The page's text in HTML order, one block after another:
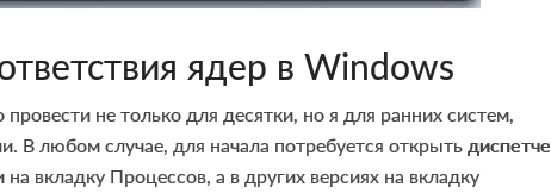
ядер в Windows
не только для десятки, но я для ранних систем,
В любом случае, для начала потребуется открыть
вкладку Процессов, а в других версиях на вкладку